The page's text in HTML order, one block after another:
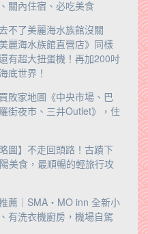
關內住宿、必吃美食
不了美麗海水族館沒關
麗海水族館直營店》同樣
有超大扭蛋機！再加200吋
底世界！
敗家地圖《中央市場、巴
街夜市、三井Outlet》，住
圖】不走回頭路！古蹟下
美食，最順暢的輕旅行攻
薦｜SMA・MO inn 全新小
有洗衣機廚房，機場自駕